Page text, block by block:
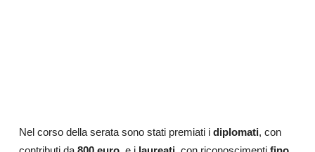
Nel corso della serata sono stati premiati i diplomati, con